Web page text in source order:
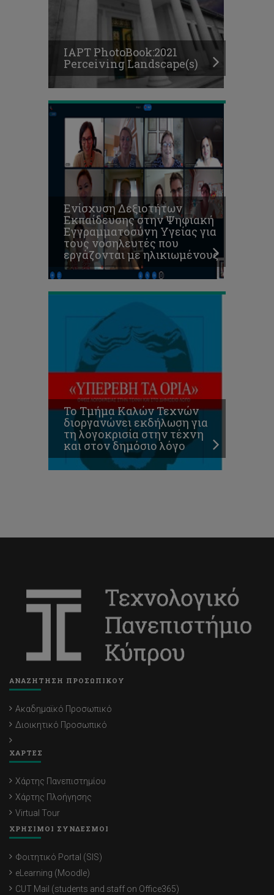
IAPT PhotoBook:2021
Perceiving Landscape(s)
νοσηλευτές
που
εργάζονται
με
ηλικιωμένους
Ενίσχυση Δεξιοτήτων
Εκπαίδευσης στην Ψηφιακή
Εγγραμματοσύνη Υγείας για
τους νοσηλευτές που
εργάζονται με ηλικιωμένους
Το
Τμήμα
Καλών
Τεχνών
διοργανώνει
εκδήλωση
για
λογοκρισία
στην
τέχνη
και
στον
δημόσιο
λόγο
Το Τμήμα Καλών Τεχνών
διοργανώνει εκδήλωση για
τη λογοκρισία στην τέχνη
και στον δημόσιο λόγο
ΑΝΑΖΗΤΗΣΗ ΠΡΟΣΩΠΙΚΟΥ
Ακαδημαϊκό Προσωπικό
Διοικητικό Προσωπικό
ΧΑΡΤΕΣ
Χάρτης Πανεπιστημίου
Χάρτης Πλοήγησης
Virtual Tour
ΧΡΗΣΙΜΟΙ ΣΥΝΔΕΣΜΟΙ
Φοιτητικό Portal (SIS)
eLearning (Moodle)
CUT Mail (students and staff on Office365)